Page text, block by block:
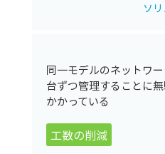
ソ
同一モデルのネットワ
台ずつ管理することに
かかっている
工数の削減